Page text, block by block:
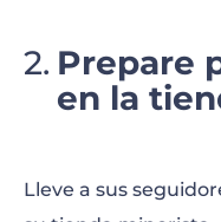
Prepare
en la
Lleve a sus